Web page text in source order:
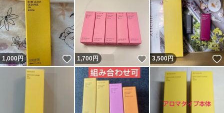
1,000円 いいね！
1,700円 いいね！
3,500円